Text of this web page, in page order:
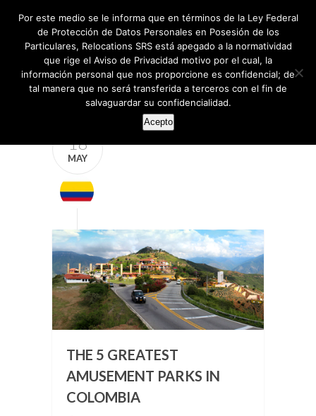
18
MAY
THE 5 GREATEST
AMUSEMENT PARKS IN
COLOMBIA
Por este medio se le informa que en términos de la Ley Federal
de Protección de Datos Personales en Posesión de los
Particulares, Relocations SRS está apegado a la normatividad
que rige el Aviso de Privacidad motivo por el cual, la
información personal que nos proporcione es confidencial; de
tal manera que no será transferida a terceros con el fin de
salvaguardar su confidencialidad.
Acepto